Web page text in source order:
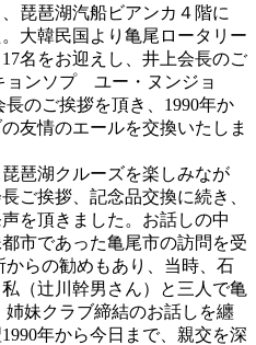
琵琶湖汽船ビアンカ４階に
大韓民国より亀尾ロータリー
名をお迎えし、井上会長のご
ョンソプ ユー・ヌンジョ
のご挨拶を頂き、1990年か
友情のエールを交換いたしま
琶湖クルーズを楽しみなが
ご挨拶、記念品交換に続き、
を頂きました。お話しの中
市であった亀尾市の訪問を受
らの勧めもあり、当時、石
（辻川幹男さん）と三人で亀
妹クラブ締結のお話しを纏
年から今日まで、親交を深